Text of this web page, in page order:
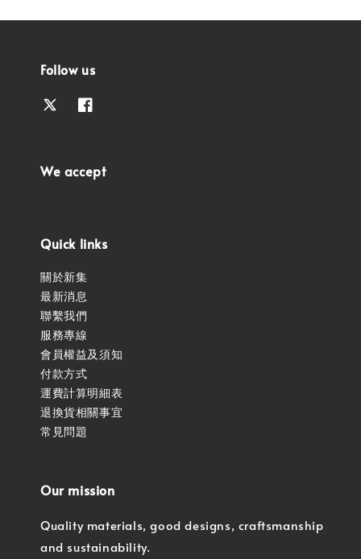
Follow us
We accept
Quick links
關於新集
最新消息
聯繫我們
服務專線
會員權益及須知
付款方式
運費計算明細表
退換貨相關事宜
常見問題
Our mission
Quality materials, good designs, craftsmanship
and sustainability.